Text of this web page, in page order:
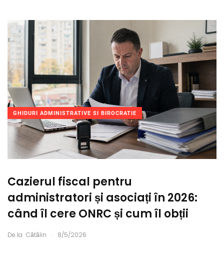
GHIDURI ADMINISTRATIVE SI BIROCRATIE
Cazierul fiscal pentru
administratori și asociați în 2026:
când îl cere ONRC și cum îl obții
De la Cătălin . 8/5/2026